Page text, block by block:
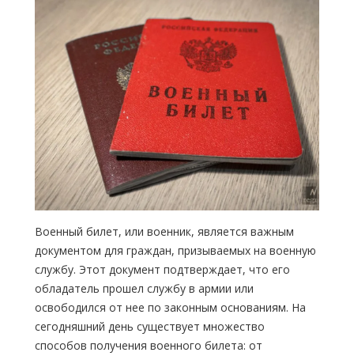
Военный билет, или военник, является важным
документом для граждан, призываемых на военную
службу. Этот документ подтверждает, что его
обладатель прошел службу в армии или
освободился от нее по законным основаниям. На
сегодняшний день существует множество
способов получения военного билета: от